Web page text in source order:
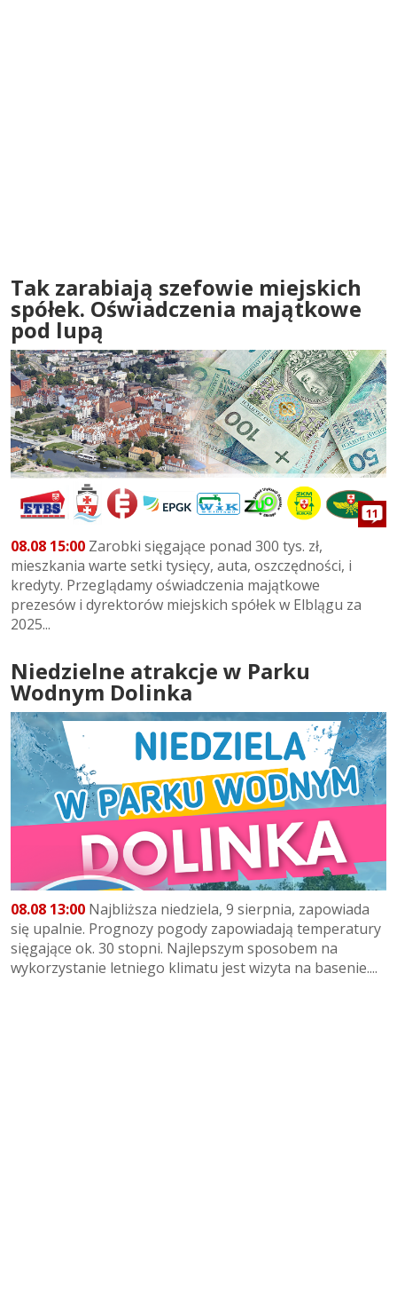
Tak zarabiają szefowie miejskich
spółek. Oświadczenia majątkowe
pod lupą
11
08.08 15:00 Zarobki sięgające ponad 300 tys. zł,
mieszkania warte setki tysięcy, auta, oszczędności, i
kredyty. Przeglądamy oświadczenia majątkowe
prezesów i dyrektorów miejskich spółek w Elblągu za
2025...
Niedzielne atrakcje w Parku
Wodnym Dolinka
08.08 13:00 Najbliższa niedziela, 9 sierpnia, zapowiada
się upalnie. Prognozy pogody zapowiadają temperatury
sięgające ok. 30 stopni. Najlepszym sposobem na
wykorzystanie letniego klimatu jest wizyta na basenie....